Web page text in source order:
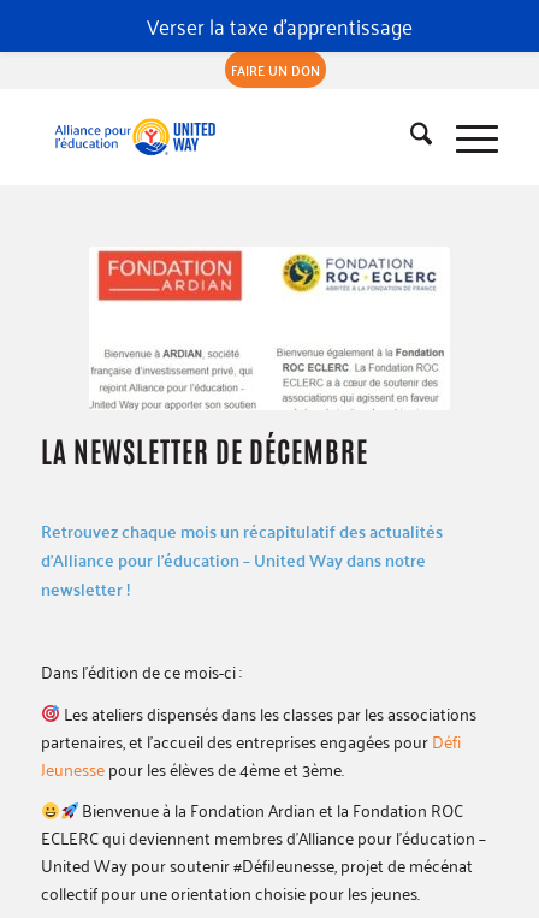
FAIRE UN DON
LA NEWSLETTER DE DÉCEMBRE
Retrouvez chaque mois un récapitulatif des actualités
d’Alliance pour l’éducation – United Way dans notre
newsletter !
Dans l’édition de ce mois-ci :
Les ateliers dispensés dans les classes par les associations
partenaires, et l’accueil des entreprises engagées pourDéfi
Jeunessepour les élèves de 4ème et 3ème.
Bienvenue à la Fondation Ardian et la Fondation ROC
ECLERC qui deviennent membres d’Alliance pour l’éducation –
United Way pour soutenir #DéfiJeunesse, projet de mécénat
collectif pour une orientation choisie pour les jeunes.
Verser la taxe d'apprentissage